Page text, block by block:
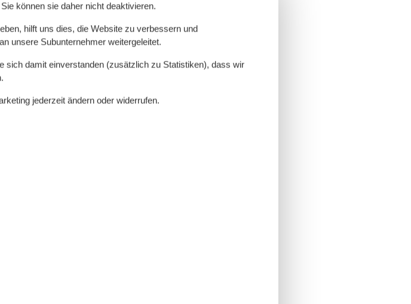
Sofaecke und
Kühlschrank
Fahrradschuppen
(separater
können sie daher nicht deaktivieren.
hilft uns dies, die Website zu verbessern und
unsere Subunternehmer weitergeleitet.
sich damit einverstanden (zusätzlich zu Statistiken), dass wir
jederzeit ändern oder widerrufen.